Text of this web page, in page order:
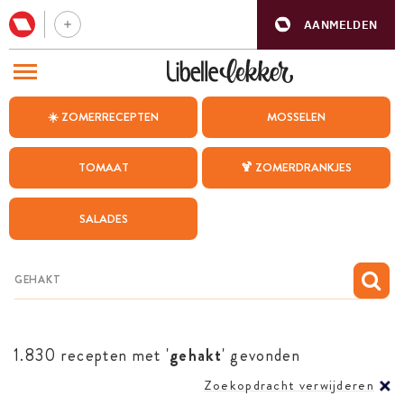
AANMELDEN
☀️ ZOMERRECEPTEN MOSSELEN
TOMAAT 🍹 ZOMERDRANKJES
SALADES
1.830 recepten met 'gehakt' gevonden
Zoekopdracht verwijderen
BEZOEK ONZE ANDERE WEBSITES
WEEKMENU
CHAT MET MAIA
MIJN BEWAARDE RECEPTEN